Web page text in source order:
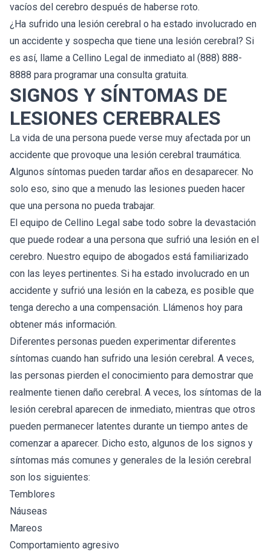
vacíos del cerebro después de haberse roto.
¿Ha sufrido una lesión cerebral o ha estado involucrado en
un accidente y sospecha que tiene una lesión cerebral? Si
es así, llame a Cellino Legal de inmediato al (888) 888-
8888 para programar una consulta gratuita.
SIGNOS Y SÍNTOMAS DE
LESIONES CEREBRALES
La vida de una persona puede verse muy afectada por un
accidente que provoque una lesión cerebral traumática.
Algunos síntomas pueden tardar años en desaparecer. No
solo eso, sino que a menudo las lesiones pueden hacer
que una persona no pueda trabajar.
El equipo de Cellino Legal sabe todo sobre la devastación
que puede rodear a una persona que sufrió una lesión en el
cerebro. Nuestro equipo de abogados está familiarizado
con las leyes pertinentes. Si ha estado involucrado en un
accidente y sufrió una lesión en la cabeza, es posible que
tenga derecho a una compensación. Llámenos hoy para
obtener más información.
Diferentes personas pueden experimentar diferentes
síntomas cuando han sufrido una lesión cerebral. A veces,
las personas pierden el conocimiento para demostrar que
realmente tienen daño cerebral. A veces, los síntomas de la
lesión cerebral aparecen de inmediato, mientras que otros
pueden permanecer latentes durante un tiempo antes de
comenzar a aparecer. Dicho esto, algunos de los signos y
síntomas más comunes y generales de la lesión cerebral
son los siguientes:
Temblores
Náuseas
Mareos
Comportamiento agresivo